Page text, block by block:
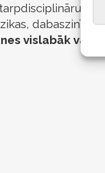
dabaszinību
vislabāk